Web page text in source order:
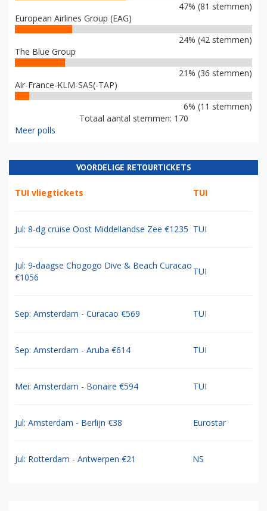
47% (81 stemmen)
European Airlines Group (EAG)
24% (42 stemmen)
The Blue Group
21% (36 stemmen)
Air-France-KLM-SAS(-TAP)
6% (11 stemmen)
Totaal aantal stemmen: 170
Meer polls
VOORDELIGE RETOURTICKETS
TUI vliegtickets TUI
Jul: 8-dg cruise Oost Middellandse Zee €1235 TUI
Jul: 9-daagse Chogogo Dive & Beach Curacao
€1056
TUI
Sep: Amsterdam - Curacao €569 TUI
Sep: Amsterdam - Aruba €614 TUI
Mei: Amsterdam - Bonaire €594 TUI
Jul: Amsterdam - Berlijn €38 Eurostar
Jul: Rotterdam - Antwerpen €21 NS